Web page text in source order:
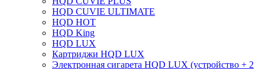
HQD CUVIE ULTIMATE
HQD HOT
HQD King
HQD LUX
Картриджи HQD LUX
Электронная сигарета HQD LUX (устройство + 2